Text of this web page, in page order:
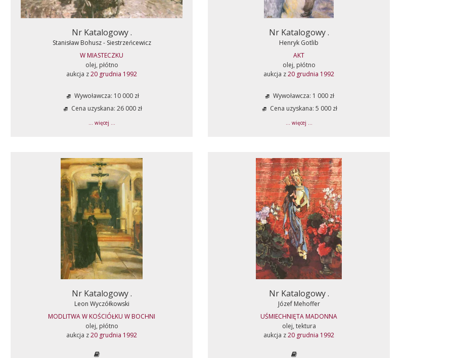
Nr Katalogowy .
Stanisław Bohusz - Siestrzeńcewicz
W MIASTECZKU
olej, płótno
aukcja z20 grudnia 1992
Wywoławcza: 10 000 zł
Cena uzyskana: 26 000 zł
... więcej ...
Nr Katalogowy .
Henryk Gotlib
AKT
olej, płótno
aukcja z20 grudnia 1992
Wywoławcza: 1 000 zł
Cena uzyskana: 5 000 zł
... więcej ...
Nr Katalogowy .
Leon Wyczółkowski
MODLITWA W KOŚCIÓŁKU W BOCHNI
olej, płótno
aukcja z20 grudnia 1992
Nr Katalogowy .
Józef Mehoffer
UŚMIECHNIĘTA MADONNA
olej, tektura
aukcja z20 grudnia 1992